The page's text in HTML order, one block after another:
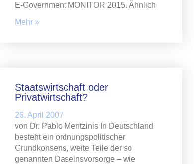
E-Government MONITOR 2015. Ähnlich
Mehr »
Staatswirtschaft oder
Privatwirtschaft?
26. April 2007
von Dr. Pablo Mentzinis In Deutschland
besteht ein ordnungspolitischer
Grundkonsens, weite Teile der so
genannten Daseinsvorsorge – wie